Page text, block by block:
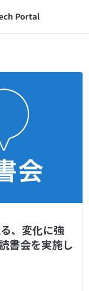
、変化に強
書会を実施し